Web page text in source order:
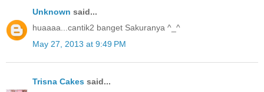
Unknown said...
huaaaa...cantik2 banget Sakuranya ^_^
May 27, 2013 at 9:49 PM
Trisna Cakes said...